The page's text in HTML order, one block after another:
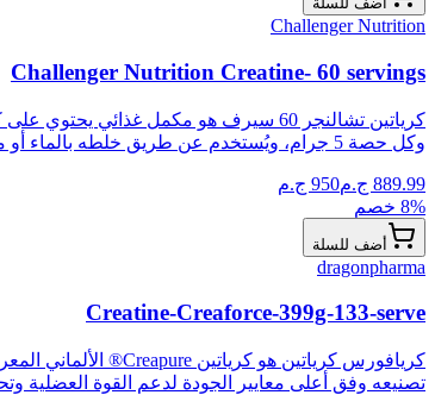
Challenger Nutrition
Challenger Nutrition Creatine- 60 servings
وكل حصة 5 جرام، ويُستخدم عن طريق خلطه بالماء أو مشروب آخر لتعزيز الطاقة وتقليل الإرهاق أثناء التمرين، وهو مناسب للرياضيين ورافعي الأثقال.
889.99 ج.م950 ج.م
8% خصم
أضف للسلة
dragonpharma
Creatine-Creaforce-399g-133-serve
تصنيعه وفق أعلى معايير الجودة لدعم القوة العضلية